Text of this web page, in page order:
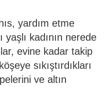
yardım etme
yaşlı kadının nerede
evine kadar takip
sıkıştırdıkları
ve altın